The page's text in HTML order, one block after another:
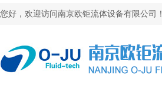
您好，欢迎访问南京欧钜流体设备有限公司！